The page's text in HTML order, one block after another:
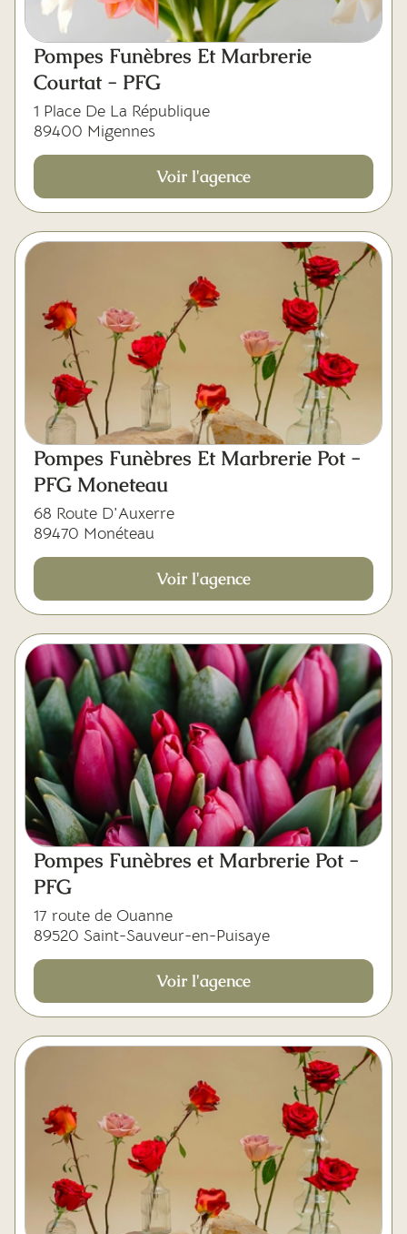
Pompes Funèbres Et Marbrerie
Courtat - PFG
1 Place De La République
89400 Migennes
Voir l'agence
Pompes Funèbres Et Marbrerie Pot -
PFG Moneteau
68 Route D'Auxerre
89470 Monéteau
Voir l'agence
Pompes Funèbres et Marbrerie Pot -
PFG
17 route de Ouanne
89520 Saint-Sauveur-en-Puisaye
Voir l'agence